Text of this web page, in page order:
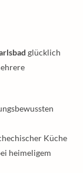
glücklich
Küche
heimeligem